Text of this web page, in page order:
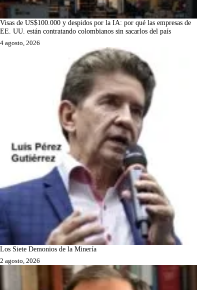
Visas de US$100.000 y despidos por la IA: por qué las empresas de
EE. UU. están contratando colombianos sin sacarlos del país
4 agosto, 2026
Los Siete Demonios de la Minería
2 agosto, 2026